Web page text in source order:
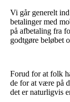
Vi går generelt
betalinger med
på afbetaling fra
godtgøre beløbet
Forud for at folk
de for at være på
det er naturligvis